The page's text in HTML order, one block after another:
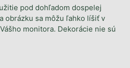
pod dohľadom dospelej
obrázku sa môžu ľahko líšiť v
monitora. Dekorácie nie sú